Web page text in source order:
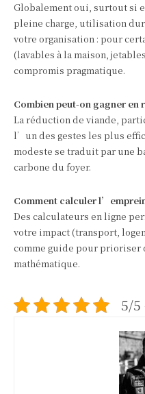
Globalement oui, surtout si
pleine charge, utilisation
votre organisation : pour
(lavables à la maison,
compromis pragmatique.
Combien peut-on gagner en
La réduction de viande,
l’un des gestes les plus
modeste se traduit par une
carbone du foyer.
Comment calculer
Des calculateurs en ligne
votre impact (transport,
comme guide pour prioriser
mathématique.
5/5